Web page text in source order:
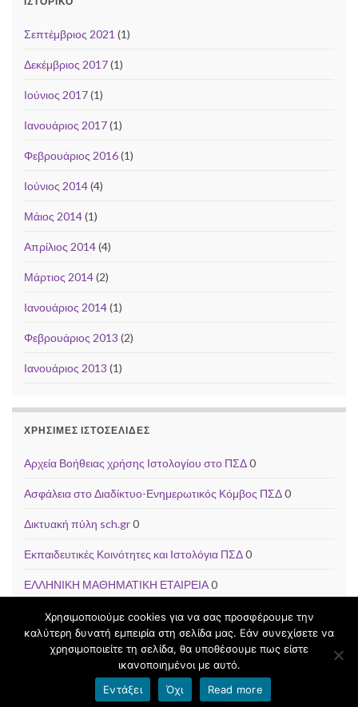
Σεπτέμβριος 2021 (1)
Δεκέμβριος 2017(1)
Ιούνιος 2017(1)
Ιανουάριος 2017(1)
Φεβρουάριος 2016(1)
Ιούνιος 2014(4)
Μάιος 2014(1)
Απρίλιος 2014(4)
Μάρτιος 2014(2)
Ιανουάριος 2014(1)
Φεβρουάριος 2013 (2)
Ιανουάριος 2013 (1)
ΧΡΉΣΙΜΕΣ ΙΣΤΟΣΕΛΊΔΕΣ
Αρχεία Βοήθειας χρήσης Ιστολογίου στο ΠΣΔ0
Ασφάλεια στο Διαδίκτυο-Ενημερωτικός Κόμβος ΠΣΔ0
Δικτυακή πύλη sch.gr0
Εκπαιδευτικές Κοινότητες και Ιστολόγια ΠΣΔ0
ΕΛΛΗΝΙΚΗ ΜΑΘΗΜΑΤΙΚΗ ΕΤΑΙΡΕΙΑ0
Θέμα Graphene.
Όροι χρήσης blogs.sch.gr|Δήλωση προσβασιμότητας
Χρησιμοποιούμε cookies για να σας προσφέρουμε την
καλύτερη δυνατή εμπειρία στη σελίδα μας. Εάν συνεχίσετε να
χρησιμοποιείτε τη σελίδα, θα υποθέσουμε πως είστε
ικανοποιημένοι με αυτό.
Εντάξει
Όχι Read more